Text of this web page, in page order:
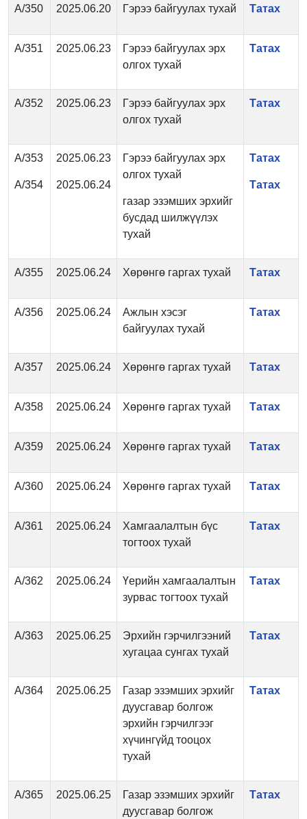
А/350 2025.06.20 Гэрээ байгуулах тухай Татах
А/351 2025.06.23
Гэрээ байгуулах эрх
олгох тухай
Татах
А/352 2025.06.23
Гэрээ байгуулах эрх
олгох тухай
Татах
А/353
А/354
2025.06.23
2025.06.24
Гэрээ байгуулах эрх
олгох тухай
газар эзэмших эрхийг
бусдад шилжүүлэх
тухай
Татах
Татах
А/355 2025.06.24 Хөрөнгө гаргах тухай Татах
А/356 2025.06.24
Ажлын хэсэг
байгуулах тухай
Татах
А/357 2025.06.24 Хөрөнгө гаргах тухай Татах
А/358 2025.06.24 Хөрөнгө гаргах тухай Татах
А/359 2025.06.24 Хөрөнгө гаргах тухай Татах
А/360 2025.06.24 Хөрөнгө гаргах тухай Татах
А/361 2025.06.24
Хамгаалалтын бүс
тогтоох тухай
Татах
А/362 2025.06.24
Үерийн хамгаалалтын
зурвас тогтоох тухай
Татах
А/363 2025.06.25
Эрхийн гэрчилгээний
хугацаа сунгах тухай
Татах
А/364 2025.06.25
Газар эзэмших эрхийг
дуусгавар болгож
эрхийн гэрчилгээг
хүчингүйд тооцох
тухай
Татах
А/365 2025.06.25
Газар эзэмших эрхийг
дуусгавар болгож
Татах